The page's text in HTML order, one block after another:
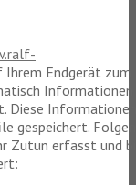
Ihrem Endgerät zum
Informationen
Diese Informationen
gespeichert.
Zutun erfasst und